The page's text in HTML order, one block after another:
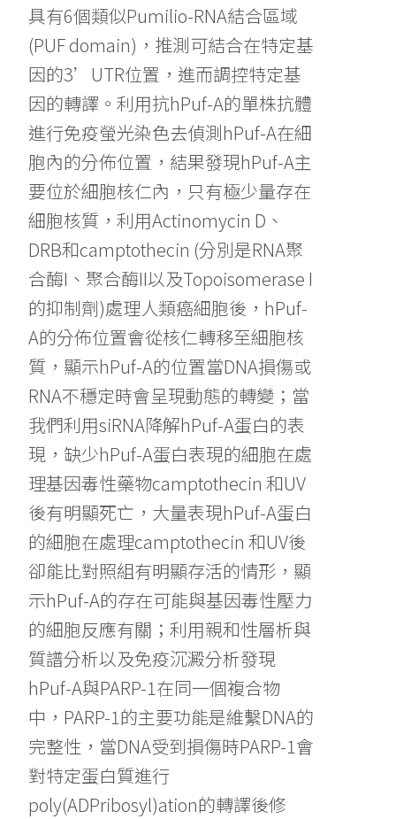
具有6個類似Pumilio-RNA結合區域
(PUF domain)，推測可結合在特定基
因的3’UTR位置，進而調控特定基
因的轉譯。利用抗hPuf-A的單株抗體
進行免疫螢光染色去偵測hPuf-A在細
胞內的分佈位置，結果發現hPuf-A主
要位於細胞核仁內，只有極少量存在
細胞核質，利用Actinomycin D、
DRB和camptothecin (分別是RNA聚
合酶I、聚合酶II以及Topoisomerase I
的抑制劑)處理人類癌細胞後，hPuf-
A的分佈位置會從核仁轉移至細胞核
質，顯示hPuf-A的位置當DNA損傷或
RNA不穩定時會呈現動態的轉變；當
我們利用siRNA降解hPuf-A蛋白的表
現，缺少hPuf-A蛋白表現的細胞在處
理基因毒性藥物camptothecin 和UV
後有明顯死亡，大量表現hPuf-A蛋白
的細胞在處理camptothecin 和UV後
卻能比對照組有明顯存活的情形，顯
示hPuf-A的存在可能與基因毒性壓力
的細胞反應有關；利用親和性層析與
質譜分析以及免疫沉澱分析發現
hPuf-A與PARP-1在同一個複合物
中，PARP-1的主要功能是維繫DNA的
完整性，當DNA受到損傷時PARP-1會
對特定蛋白質進行
poly(ADPribosyl)ation的轉譯後修